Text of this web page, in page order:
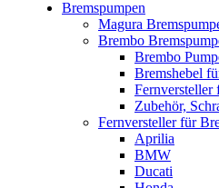
Bremspumpen
Magura
Brembo
Brembo
Bremshebel
Fernversteller
Zubehör,
Fernversteller für
Aprilia
BMW
Ducati